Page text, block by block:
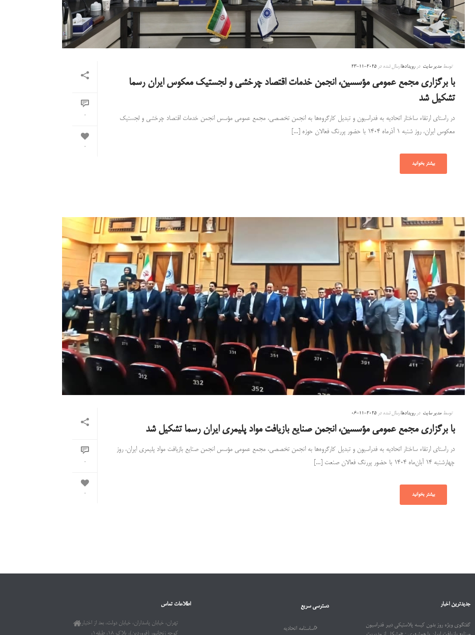
0
0
توسط مدیر سایت دررویدادهاارسال شده در 2025-11-23
با برگزاری مجمع عمومی مؤسسین، انجمن خدمات اقتصاد چرخشی و لجستیک معکوس ایران رسما
تشکیل شد
در راستای ارتقاء ساختار اتحادیه به فدراسیون و تبدیل کارگروه‌ها به انجمن تخصصی، مجمع عمومی مؤسس انجمن خدمات اقتصاد چرخشی و لجستیک
معکوس ایران، روز شنبه ۱ آذرماه ۱۴۰۴ با حضور پررنگ فعالان حوزه [...]
بیشتر بخوانید
0
0
توسط مدیر سایت دررویدادهاارسال شده در 2025-11-06
با برگزاری مجمع عمومی مؤسسین، انجمن صنایع بازیافت مواد پلیمری ایران رسما تشکیل شد
در راستای ارتقاء ساختار اتحادیه به فدراسیون و تبدیل کارگروه‌ها به انجمن تخصصی، مجمع عمومی مؤسس انجمن صنایع بازیافت مواد پلیمری ایران، روز
چهارشنبه ۱۴ آبان‌ماه ۱۴۰۴ با حضور پررنگ فعالان صنعت [...]
بیشتر بخوانید
اطلاعات تماس
تهران، خیابان پاسداران، خیابان دولت، بعد از اختیاریه،
کوچه زنجانپور (فروردین)، پلاک ۱۸، طبقه۱،
دسترسی سریع
اساسنامه اتحادیه
جدیدترین اخبار
گفتگوی ویژه روز بدون کیسه پلاستیکی دبیر فدراسیون